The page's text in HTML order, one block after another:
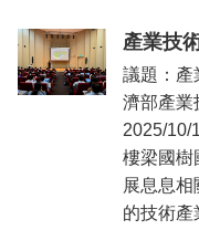
產業技
議題：產
濟部產業
2025/10/
樓梁國樹
展息息
的技術產